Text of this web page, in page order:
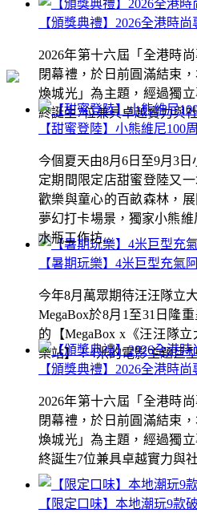
【頒獎典禮】2026全港時
2026年第十六屆「全港時
閉幕禮，於日前圓滿結束
煥城光」為主題，經過獨
終誕生7位兼具卓越實力與
【暑期玩樂】4米巨型充氣
今年8月萬眾期待汪汪隊立
MegaBox於8月1至31日隆
的【MegaBox x《汪汪隊
樂站】！4米的電影主題巨
【限定口味】本地潮玩9款
【甜蜜登陸】小熊維尼100
今個夏天由8月6日至9月3
定期間限定店甜蜜登陸又
歡樂與童心的百畝森林，
夢幻打卡場景，獨家小熊
水瓶工作坊...
【頒獎典禮】2026全港時
2026年第十六屆「全港時
閉幕禮，於日前圓滿結束
煥城光」為主題，經過獨
終誕生7位兼具卓越實力與